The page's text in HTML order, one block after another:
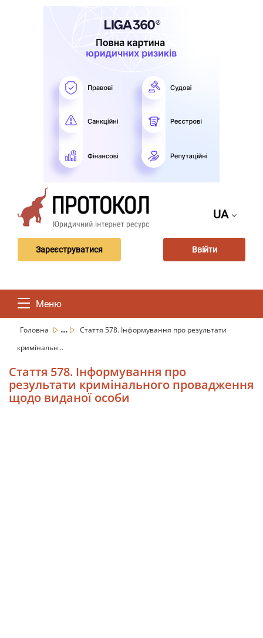
UA
Зареєструватися Ввійти
Меню
Головна ...
Стаття 578. Інформування про результати
кримінальн...
Стаття 578. Інформування про
результати кримінального провадження
щодо виданої особи